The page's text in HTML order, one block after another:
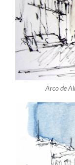
Arco de